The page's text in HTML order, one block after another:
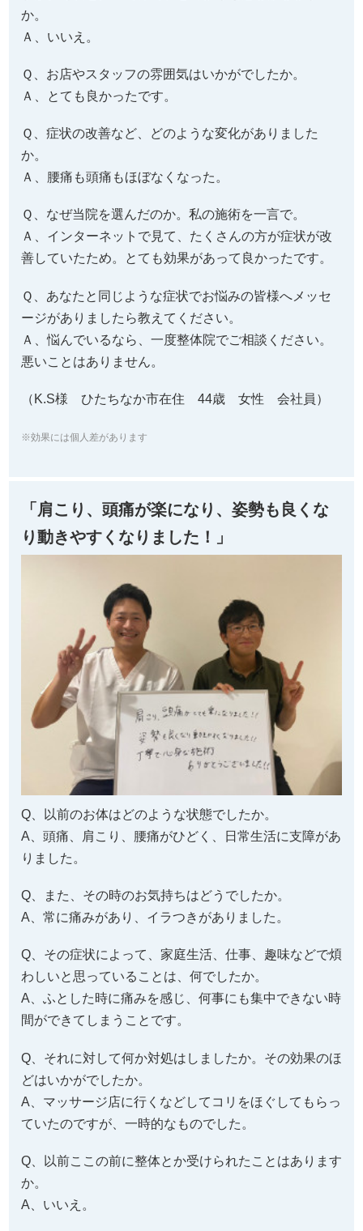
Ｑ、症状の改善など、どのような変化がありました
か。
Ｑ、なぜ当院を選んだのか。私の施術を一言で。
善していたため。とても効果があって良かったです。
Ｑ、あなたと同じような症状でお悩みの皆様へメッセ
Ａ、悩んでいるなら、一度整体院でご相談ください。
悪いことはありません。
※効果には個人差があります
り動きやすくなりました！」
Q、以前のお体はどのような状態でしたか。
A、頭痛、肩こり、腰痛がひどく、日常生活に支障があ
りました。
Q、また、その時のお気持ちはどうでしたか。
A、常に痛みがあり、イラつきがありました。
Q、その症状によって、家庭生活、仕事、趣味などで煩
わしいと思っていることは、何でしたか。
間ができてしまうことです。
どはいかがでしたか。
A、マッサージ店に行くなどしてコリをほぐしてもらっ
ていたのですが、一時的なものでした。
か。
A、いいえ。
Q、お店やスタッフの雰囲気はいかがでしたか。
った圷さんは、親身にお話を聞いて下さりました。
Q、症状の改善などどのような変化がありましたか。